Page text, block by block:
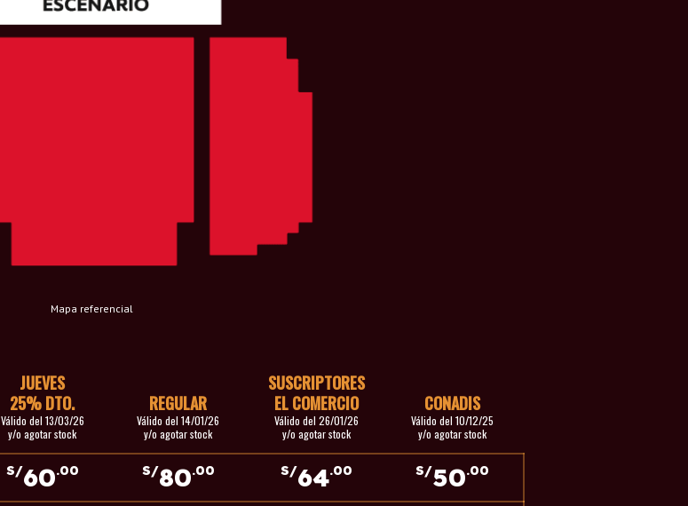
Mapa referencial
JUEVES
25% DTO.
Válido del 13/03/26
y/o agotar stock
REGULAR
Válido del 14/01/26
y/o agotar stock
SUSCRIPTORES
EL COMERCIO
Válido del 26/01/26
y/o agotar stock
CONADIS
Válido del 10/12/25
y/o agotar stock
S/60.00 S/80.00 S/64.00 S/50.00